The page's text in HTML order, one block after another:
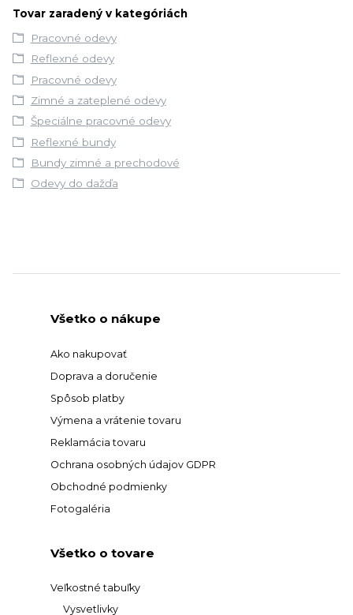
Tovar zaradený v kategóriách
Pracovné odevy
Reflexné odevy
Pracovné odevy
Zimné a zateplené odevy
Špeciálne pracovné odevy
Reflexné bundy
Bundy zimné a prechodové
Odevy do dažďa
Všetko o nákupe
Ako nakupovať
Doprava a doručenie
Spôsob platby
Výmena a vrátenie tovaru
Reklamácia tovaru
Ochrana osobných údajov GDPR
Obchodné podmienky
Fotogaléria
Všetko o tovare
Veľkostné tabuľky
Vysvetlivky